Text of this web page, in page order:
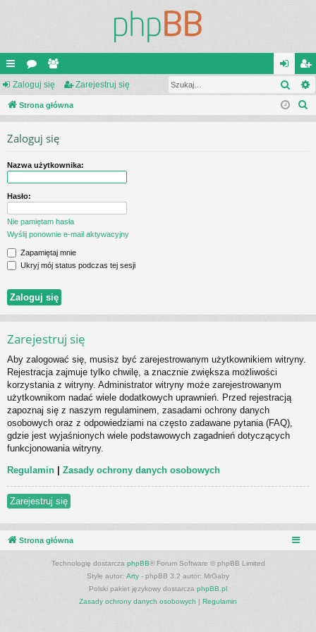
ię
ce
or
a
ży
tk
ni
al
og
ar
ej
Zaloguj się Zarejestruj się
Strona główna
Zaloguj się
Nazwa użytkownika:
Hasło:
Nie pamiętam hasła
Wyślij ponownie e-mail aktywacyjny
Zapamiętaj mnie
Ukryj mój status podczas tej sesji
Zarejestruj się
Aby zalogować się, musisz być zarejestrowanym użytkownikiem witryny.
Rejestracja zajmuje tylko chwilę, a znacznie zwiększa możliwości
korzystania z witryny. Administrator witryny może zarejestrowanym
użytkownikom nadać wiele dodatkowych uprawnień. Przed rejestracją
zapoznaj się z naszym regulaminem, zasadami ochrony danych
osobowych oraz z odpowiedziami na często zadawane pytania (FAQ),
gdzie jest wyjaśnionych wiele podstawowych zagadnień dotyczących
funkcjonowania witryny.
Regulamin | Zasady ochrony danych osobowych
Zarejestruj się
Strona główna
Technologię dostarcza phpBB® Forum Software © phpBB Limited
Style autor: Arty - phpBB 3.2 autor: MrGaby
Polski pakiet językowy dostarcza phpBB.pl
Zasady ochrony danych osobowych | Regulamin